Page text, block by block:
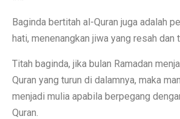
Baginda bertitah al-Quran juga adalah
hati, menenangkan jiwa yang resah dan
Titah baginda, jika bulan Ramadan
Quran yang turun di dalamnya, maka
menjadi mulia apabila berpegang
Quran.